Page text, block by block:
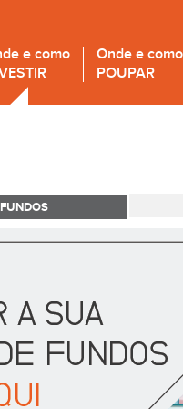
e como
Onde e como
POUPAR